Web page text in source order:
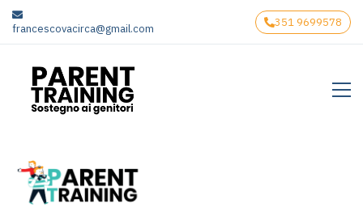
francescovacirca@gmail.com 351 9699578